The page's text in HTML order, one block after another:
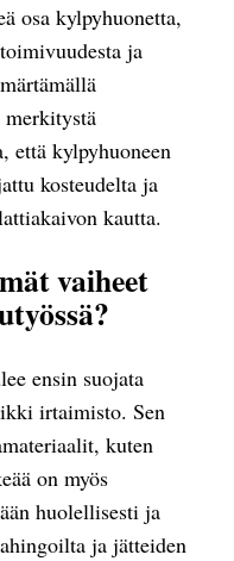
osa kylpyhuonetta,
ja
merkitystä
että kylpyhuoneen
kosteudelta ja
kautta.
vaiheet
ensin suojata
irtaimisto. Sen
kuten
on myös
huolellisesti ja
ja jätteiden